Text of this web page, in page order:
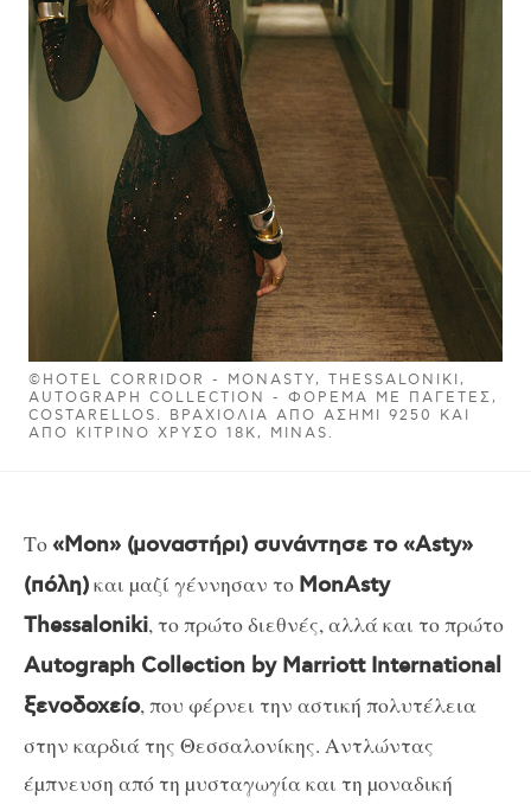
©HOTEL CORRIDOR - MONASTY, THESSALONIKI,
AUTOGRAPH COLLECTION - ΦΌΡΕΜΑ ΜΕ ΠΑΓΈΤΕΣ,
COSTARELLOS. ΒΡΑΧΙΌΛΙΑ ΑΠΌ ΑΣΉΜΙ 9250 ΚΑΙ
ΑΠΌ ΚΊΤΡΙΝΟ ΧΡΥΣΌ 18K, MINAS.
Το «Mon» (µοναστήρι) συνάντησε το «Asty»
(πόλη)και µαζί γέννησαν το MonAsty
Thessaloniki, το πρώτο διεθνές, αλλά και το πρώτο
Autograph Collection by Marriott International
ξενοδοχείο, που φέρνει την αστική πολυτέλεια
στην καρδιά της Θεσσαλονίκης. Αντλώντας
έµπνευση από τη µυσταγωγία και τη µοναδική